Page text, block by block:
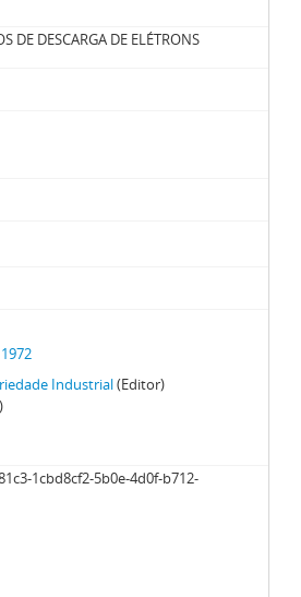
DE DESCARGA DE ELÉTRONS
Industrial(Editor)
1cbd8cf2-5b0e-4d0f-b712-